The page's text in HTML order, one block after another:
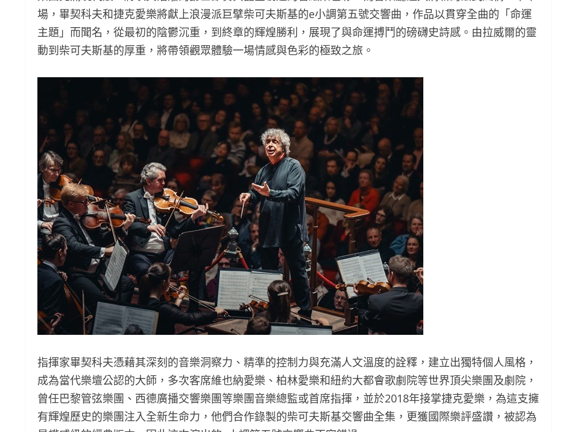
場，畢契科夫和捷克愛樂將獻上浪漫派巨擘柴可夫斯基的e小調第五號交響曲，作品以貫穿全曲的「命運
主題」而聞名，從最初的陰鬱沉重，到終章的輝煌勝利，展現了與命運搏鬥的磅礴史詩感。由拉威爾的靈
動到柴可夫斯基的厚重，將帶領觀眾體驗一場情感與色彩的極致之旅。
指揮家畢契科夫憑藉其深刻的音樂洞察力、精準的控制力與充滿人文溫度的詮釋，建立出獨特個人風格，
成為當代樂壇公認的大師，多次客席維也納愛樂、柏林愛樂和紐約大都會歌劇院等世界頂尖樂團及劇院，
曾任巴黎管弦樂團、西德廣播交響樂團等樂團音樂總監或首席指揮，並於2018年接掌捷克愛樂，為這支擁
有輝煌歷史的樂團注入全新生命力，他們合作錄製的柴可夫斯基交響曲全集，更獲國際樂評盛讚，被認為